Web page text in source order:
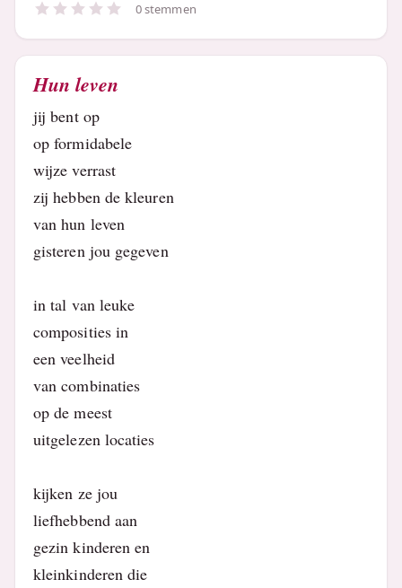
0 stemmen
Hun leven
jij bent op
op formidabele
wijze verrast
zij hebben de kleuren
van hun leven
gisteren jou gegeven
in tal van leuke
composities in
een veelheid
van combinaties
op de meest
uitgelezen locaties
kijken ze jou
liefhebbend aan
gezin kinderen en
kleinkinderen die